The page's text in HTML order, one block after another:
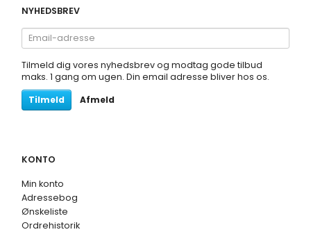
NYHEDSBREV
Email-
adresse
Tilmeld dig vores nyhedsbrev og modtag gode tilbud
maks. 1 gang om ugen. Din email adresse bliver hos os.
Tilmeld
Afmeld
KONTO
Min konto
Adressebog
Ønskeliste
Ordrehistorik